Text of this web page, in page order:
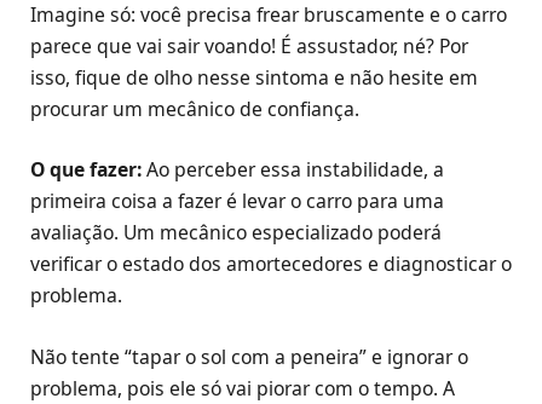
Imagine só: você precisa frear bruscamente e o carro
parece que vai sair voando! É assustador, né? Por
isso, fique de olho nesse sintoma e não hesite em
procurar um mecânico de confiança.
O que fazer:Ao perceber essa instabilidade, a
primeira coisa a fazer é levar o carro para uma
avaliação. Um mecânico especializado poderá
verificar o estado dos amortecedores e diagnosticar o
problema.
Não tente “tapar o sol com a peneira” e ignorar o
problema, pois ele só vai piorar com o tempo. A